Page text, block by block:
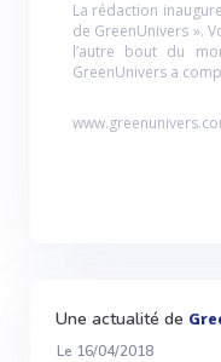
La rédaction
de GreenUnivers ».
l’autre bout du
GreenUnivers a
Une actualité de
Le 16/04/2018